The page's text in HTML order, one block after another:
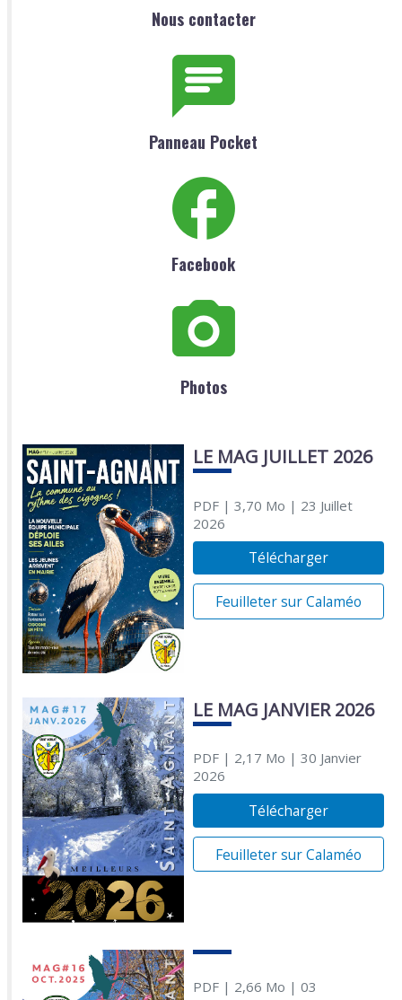
Nous contacter
Panneau Pocket
Facebook
Photos
LE MAG JUILLET 2026
PDF| 3,70 Mo | 23 Juillet
2026
Télécharger
Feuilleter sur Calaméo
LE MAG JANVIER 2026
PDF| 2,17 Mo | 30 Janvier
2026
Télécharger
Feuilleter sur Calaméo
PDF| 2,66 Mo | 03